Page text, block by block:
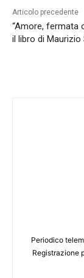
Articolo precedente
“Amore, fermata
il libro di
Periodico
Registrazione